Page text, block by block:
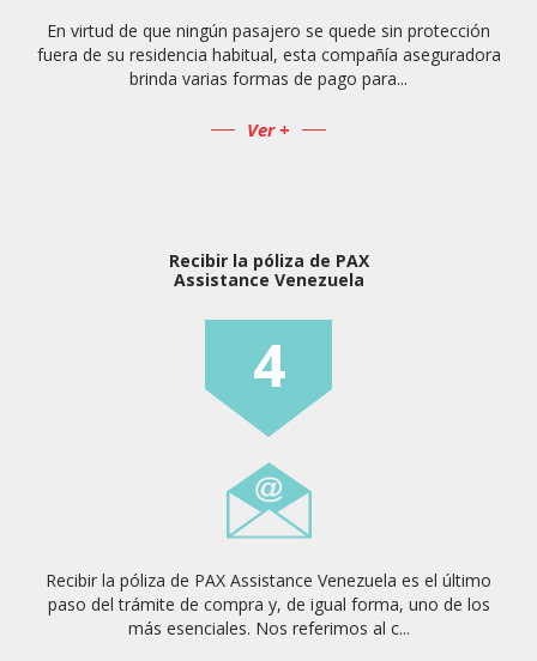
En virtud de que ningún pasajero se quede sin protección
fuera de su residencia habitual, esta compañía aseguradora
brinda varias formas de pago para...
Ver +
Recibir la póliza de PAX
Assistance Venezuela
4
Recibir la póliza de PAX Assistance Venezuela es el último
paso del trámite de compra y, de igual forma, uno de los
más esenciales. Nos referimos al c...